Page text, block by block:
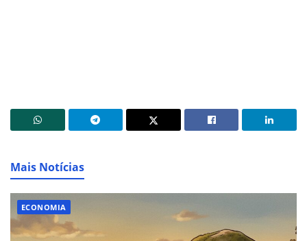
Mais Notícias
ECONOMIA